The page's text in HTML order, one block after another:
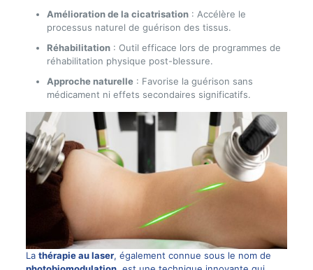
Amélioration de la cicatrisation: Accélère le
processus naturel de guérison des tissus.
Réhabilitation: Outil efficace lors de programmes de
réhabilitation physique post-blessure.
Approche naturelle: Favorise la guérison sans
médicament ni effets secondaires significatifs.
La thérapie au laser, également connue sous le nom de